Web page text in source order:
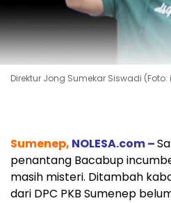
Direktur Jong Sumekar Siswadi
Sumenep, NOLESA.com –
penantang Bacabup
masih misteri. Ditambah
dari DPC PKB Sumenep